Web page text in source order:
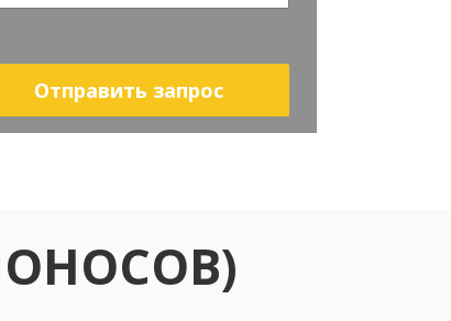
Отправить запрос